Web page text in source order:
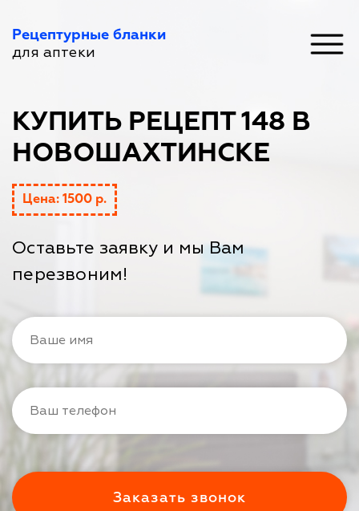
Рецептурные бланки
для аптеки
КУПИТЬ РЕЦЕПТ 148 В
НОВОШАХТИНСКЕ
Цена: 1500 р.
Оставьте заявку и мы Вам
перезвоним!